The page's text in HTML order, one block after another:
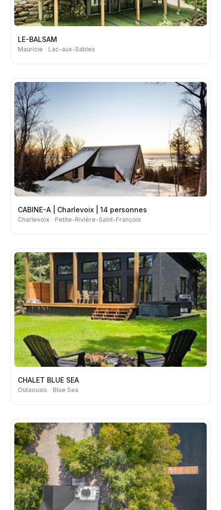
LE-BALSAM
Mauricie Lac-aux-Sables
CABINE-A | Charlevoix | 14 personnes
Charlevoix Petite-Rivière-Saint-François
CHALET BLUE SEA
Outaouais Blue Sea